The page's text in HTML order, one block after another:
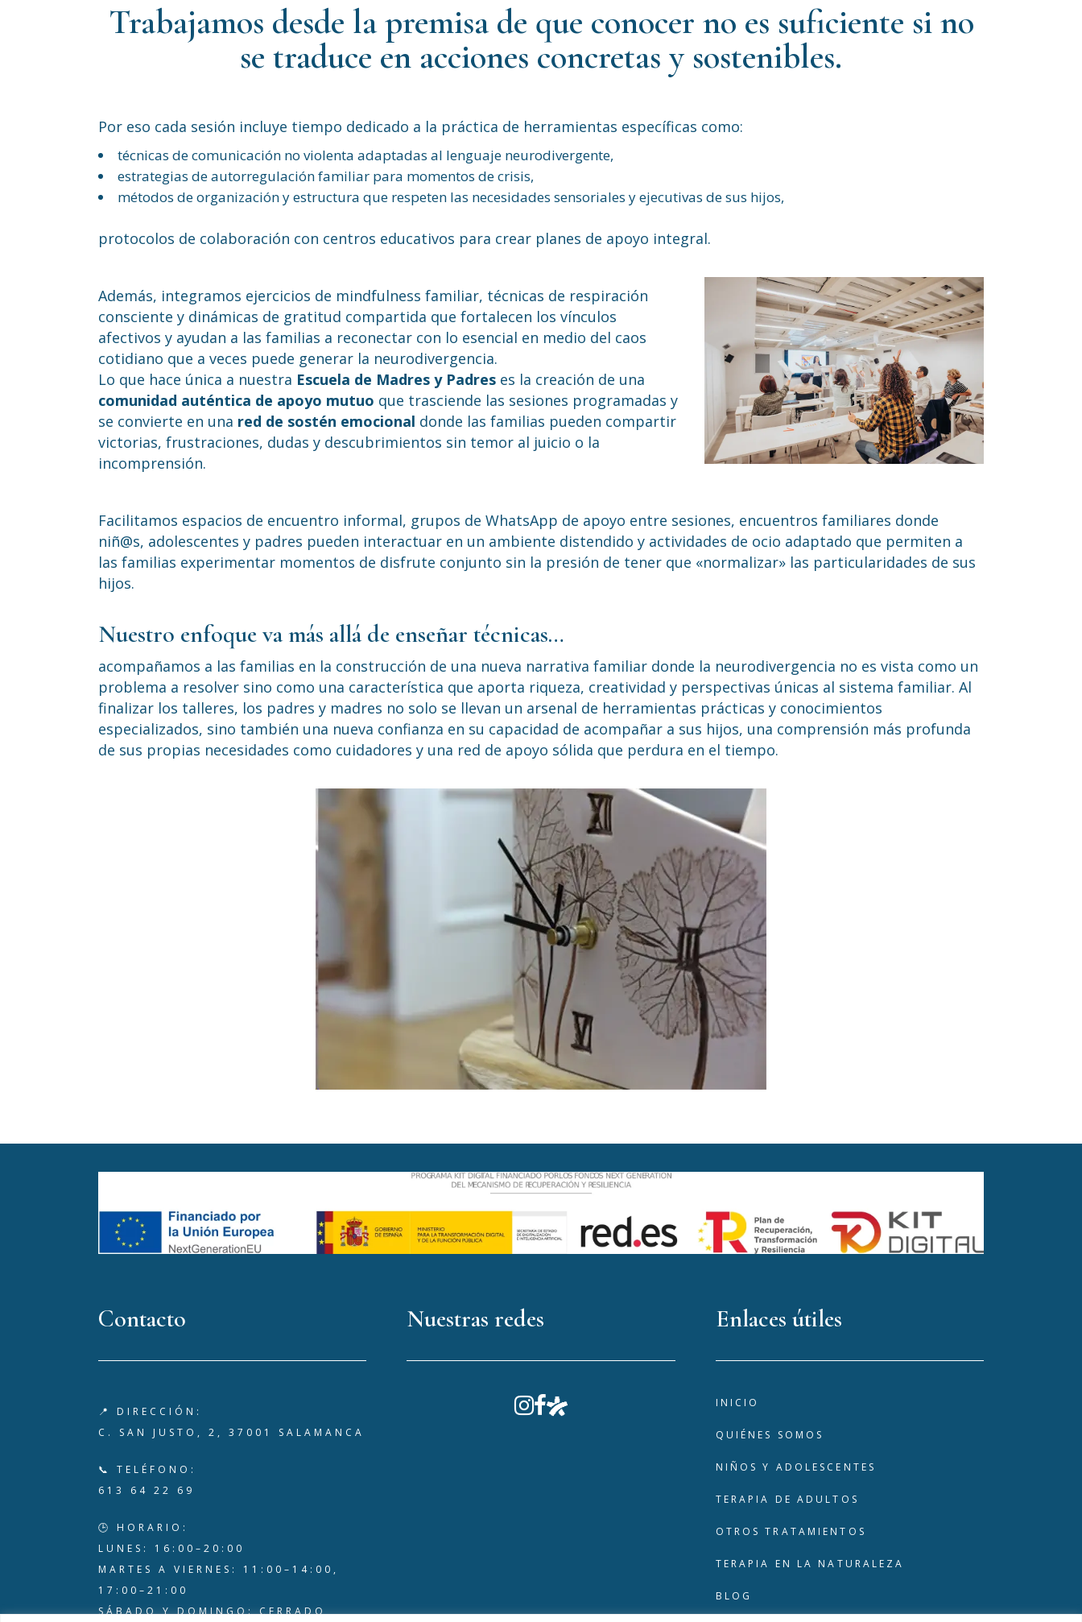
Trabajamos desde la premisa de que conocer no es suficiente si no
se traduce en acciones concretas y sostenibles.
Por eso cada sesión incluye tiempo dedicado a la práctica de herramientas específicas como:
técnicas de comunicación no violenta adaptadas al lenguaje neurodivergente,
estrategias de autorregulación familiar para momentos de crisis,
métodos de organización y estructura que respeten las necesidades sensoriales y ejecutivas de sus hijos,
protocolos de colaboración con centros educativos para crear planes de apoyo integral.
Además, integramos ejercicios de mindfulness familiar, técnicas de respiración
consciente y dinámicas de gratitud compartida que fortalecen los vínculos
afectivos y ayudan a las familias a reconectar con lo esencial en medio del caos
cotidiano que a veces puede generar la neurodivergencia.
Lo que hace única a nuestra Escuela de Madres y Padres es la creación de una
comunidad auténtica de apoyo mutuo que trasciende las sesiones programadas y
se convierte en una red de sostén emocional donde las familias pueden compartir
victorias, frustraciones, dudas y descubrimientos sin temor al juicio o la
incomprensión.
Facilitamos espacios de encuentro informal, grupos de WhatsApp de apoyo entre sesiones, encuentros familiares donde
niñ@s, adolescentes y padres pueden interactuar en un ambiente distendido y actividades de ocio adaptado que permiten a
las familias experimentar momentos de disfrute conjunto sin la presión de tener que «normalizar» las particularidades de sus
hijos.
Nuestro enfoque va más allá de enseñar técnicas…
acompañamos a las familias en la construcción de una nueva narrativa familiar donde la neurodivergencia no es vista como un
problema a resolver sino como una característica que aporta riqueza, creatividad y perspectivas únicas al sistema familiar. Al
finalizar los talleres, los padres y madres no solo se llevan un arsenal de herramientas prácticas y conocimientos
especializados, sino también una nueva confianza en su capacidad de acompañar a sus hijos, una comprensión más profunda
de sus propias necesidades como cuidadores y una red de apoyo sólida que perdura en el tiempo.
Contacto
📍 DIRECCIÓN:
C. SAN JUSTO, 2, 37001 SALAMANCA
📞 TELÉFONO:
613 64 22 69
🕒 HORARIO:
LUNES: 16:00–20:00
MARTES A VIERNES: 11:00–14:00,
17:00–21:00
SÁBADO Y DOMINGO: CERRADO
Nuestras redes Enlaces útiles
INICIO
QUIÉNES SOMOS
NIÑOS Y ADOLESCENTES
TERAPIA DE ADULTOS
OTROS TRATAMIENTOS
TERAPIA EN LA NATURALEZA
BLOG